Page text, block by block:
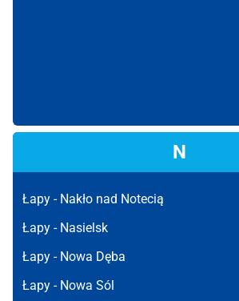
N
Łapy - Nakło nad Notecią
Łapy - Nasielsk
Łapy - Nowa Dęba
Łapy - Nowa Sól